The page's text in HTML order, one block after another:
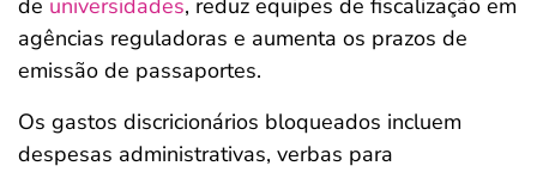
de universidades, reduz equipes de fiscalização em
agências reguladoras e aumenta os prazos de
emissão de passaportes.
Os gastos discricionários bloqueados incluem
despesas administrativas, verbas para